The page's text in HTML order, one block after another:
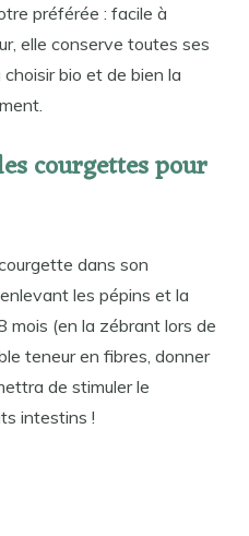
préférée : facile à
elle conserve toutes ses
bio et de bien la
courgettes pour
dans son
les pépins et la
mois (en la zébrant lors de
teneur en fibres, donner
de stimuler le
intestins !